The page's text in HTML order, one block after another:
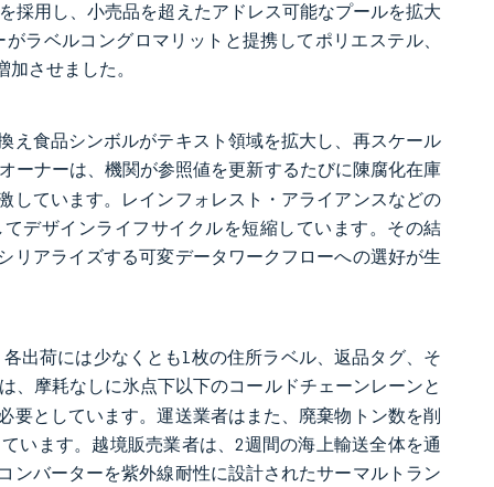
採用し、小売品を超えたアドレス可能なプールを拡大
ラベルコングロマリットと提携してポリエステル、
させました。
え食品シンボルがテキスト領域を拡大し、再スケール
ーナーは、機関が参照値を更新するたびに陳腐化在庫
しています。レインフォレスト・アライアンスなどの
デザインライフサイクルを短縮しています。その結
リアライズする可変データワークフローへの選好が生
出荷には少なくとも1枚の住所ラベル、返品タグ、そ
、摩耗なしに氷点下以下のコールドチェーンレーンと
要としています。運送業者はまた、廃棄物トン数を削
います。越境販売業者は、2週間の海上輸送全体を通
ンバーターを紫外線耐性に設計されたサーマルトラン